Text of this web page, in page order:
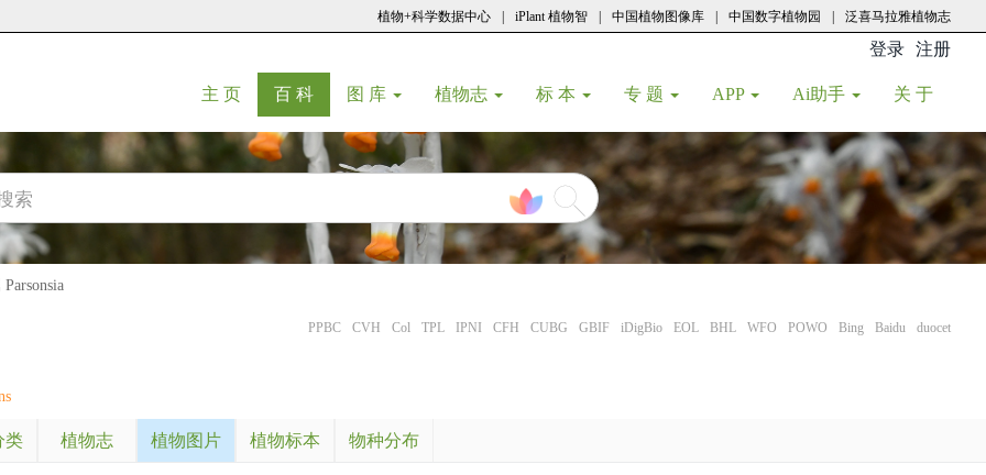
植物+科学数据中心 iPlant 植物智 中国植物图像库 中国数字植物园 泛喜马拉雅植物志
登录 注册
主 页(current)
百 科(current)
图 库 植物志 标 本 专 题 APP Ai助手 关 于
PPBC CVH Col TPL IPNI CFH CUBG GBIF iDigBio EOL BHL WFO POWO Bing Baidu duocet
类 植物志 植物图片 植物标本 物种分布